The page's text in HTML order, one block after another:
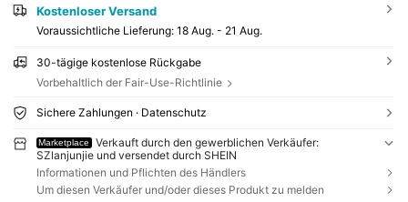
Kostenloser Versand
Voraussichtliche Lieferung: 18 Aug. - 21 Aug.
30-tägige kostenlose Rückgabe
Vorbehaltlich der Fair-Use-Richtlinie
Sichere Zahlungen · Datenschutz
Marketplace
Verkauft durch den gewerblichen Verkäufer:
SZlanjunjie und versendet durch SHEIN
Informationen und Pflichten des Händlers
Um diesen Verkäufer und/oder dieses Produkt zu melden